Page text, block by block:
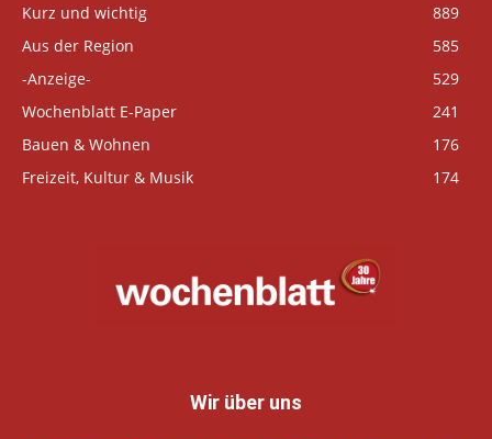
Kurz und wichtig
889
Aus der Region
585
-Anzeige-
529
Wochenblatt E-Paper
241
Bauen & Wohnen
176
Freizeit, Kultur & Musik
174
Wir über uns